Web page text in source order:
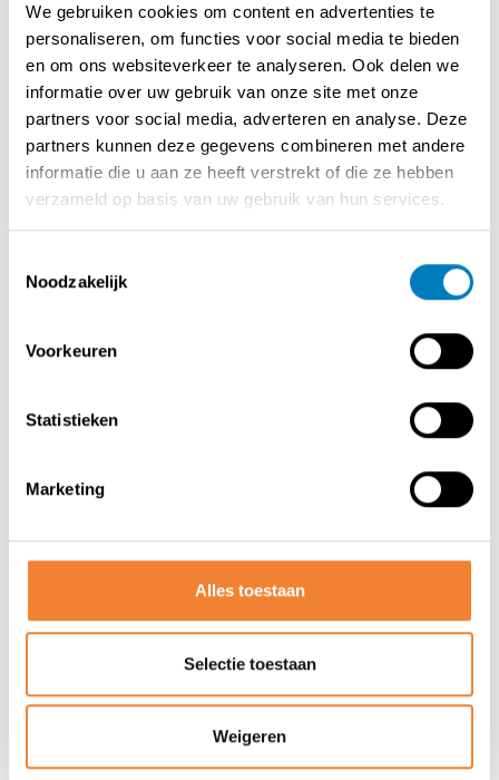
We gebruiken cookies om content en advertenties te
personaliseren, om functies voor social media te bieden
en om ons websiteverkeer te analyseren. Ook delen we
informatie over uw gebruik van onze site met onze
partners voor social media, adverteren en analyse. Deze
partners kunnen deze gegevens combineren met andere
informatie die u aan ze heeft verstrekt of die ze hebben
verzameld op basis van uw gebruik van hun services.
Noodzakelijk
Voorkeuren
Statistieken
Marketing
Alles toestaan
Selectie toestaan
Weigeren
Wat je krijgt:
✅ Operationele winkel met trouwe klantenkring
✅ Sterk merk met internationale uitstraling
✅ Begeleiding, collecties en marketing door het
hoofdkantoor
✅ Kans om zelfstandig ondernemer te worden binnen
een bewezen formule
✅ Gemotiveerde ondernemers (of mensen die de stap
willen zetten) met passie voor mode, service en beleving
Interesse in deze overname of in het franchiseconcept?